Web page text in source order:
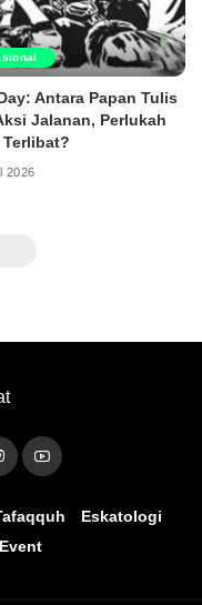
Antara Papan Tulis
Jalanan, Perlukah
Terlibat?
2026
Eskatologi
Event